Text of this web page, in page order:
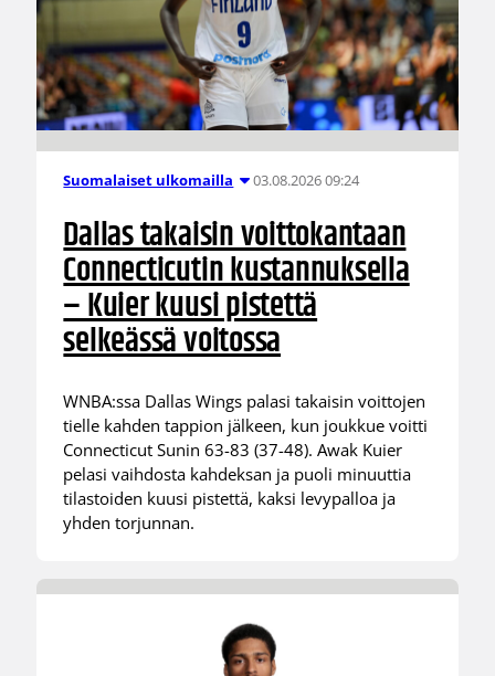
Suomalaiset ulkomailla 03.08.2026 09:24
Dallas takaisin voittokantaan
Connecticutin kustannuksella
– Kuier kuusi pistettä
selkeässä voitossa
WNBA:ssa Dallas Wings palasi takaisin voittojen
tielle kahden tappion jälkeen, kun joukkue voitti
Connecticut Sunin 63-83 (37-48). Awak Kuier
pelasi vaihdosta kahdeksan ja puoli minuuttia
tilastoiden kuusi pistettä, kaksi levypalloa ja
yhden torjunnan.